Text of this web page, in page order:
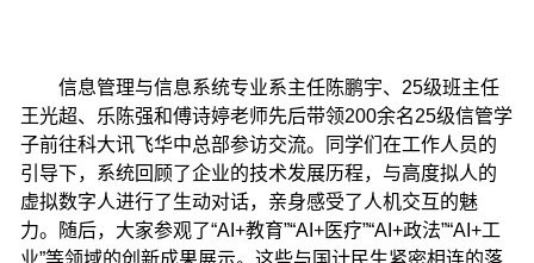
信息管理与信息系统专业系主任陈鹏宇、25级班主任
王光超、 乐陈强和傅诗婷老师先后带领200余名25级信管学
子前往科大讯飞华中总部参访交流。同学们在工作人员的
引导下，系统回顾了企业的技术发展历程，与高度拟人的
虚拟数字人进行了生动对话，亲身感受了人机交互的魅
力。随后，大家参观了“AI+教育”“AI+医疗”“AI+政法”“AI+工
业”等领域的创新成果展示。这些与国计民生紧密相连的落